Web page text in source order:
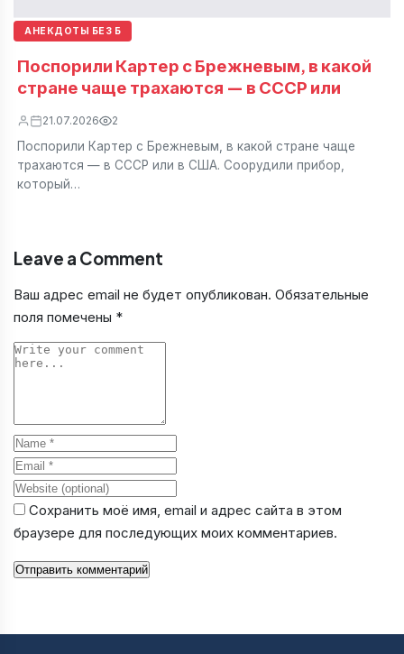
АНЕКДОТЫ БЕЗ Б
Поспорили Картер с Брежневым, в какой
стране чаще трахаются — в СССР или
21.07.2026 2
Поспорили Картер с Брежневым, в какой стране чаще
трахаются — в СССР или в США. Соорудили прибор,
который…
Leave a Comment
Ваш адрес email не будет опубликован. Обязательные
поля помечены *
Comment
Name
Email
Website
Сохранить моё имя, email и адрес сайта в этом
браузере для последующих моих комментариев.
Отправить комментарий